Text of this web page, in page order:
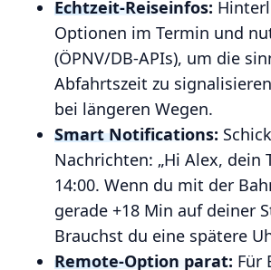
Echtzeit-Reiseinfos:
Optionen im Termin und
(ÖPNV/DB-APIs), um die
Abfahrtszeit zu
bei längeren Wegen.
Smart Notifications:
Nachrichten: „Hi Alex, dein
14:00. Wenn du mit der
gerade +18 Min auf deiner
Brauchst du eine spätere
Remote-Option parat: Für